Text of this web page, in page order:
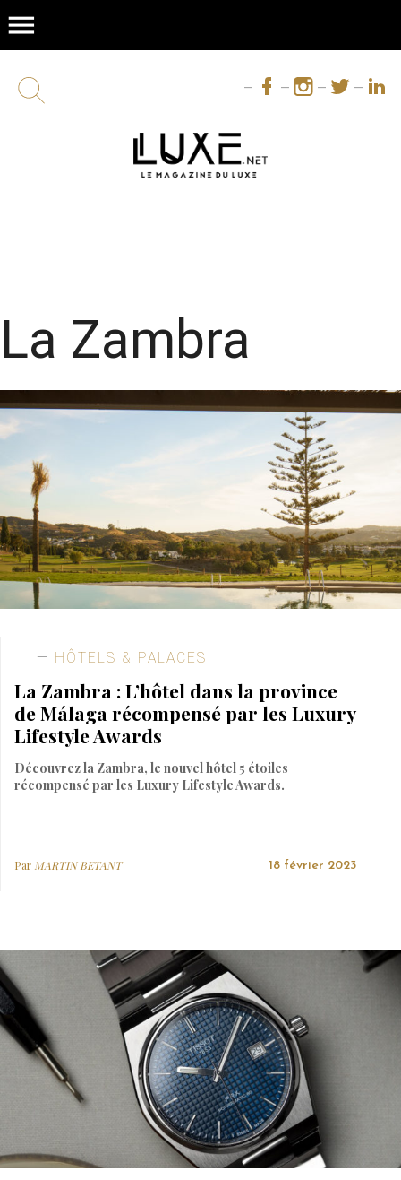
menu
La Zambra
HÔTELS & PALACES
La Zambra : L’hôtel dans la province
de Málaga récompensé par les Luxury
Lifestyle Awards
Découvrez la Zambra, le nouvel hôtel 5 étoiles
récompensé par les Luxury Lifestyle Awards.
Par MARTIN BETANT 18 février 2023